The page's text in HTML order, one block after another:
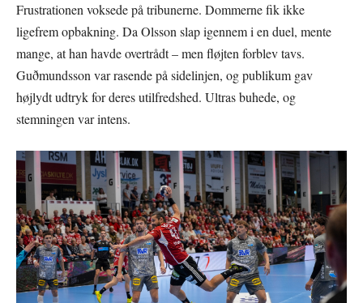
Frustrationen voksede på tribunerne. Dommerne fik ikke
ligefrem opbakning. Da Olsson slap igennem i en duel, mente
mange, at han havde overtrådt – men fløjten forblev tavs.
Guðmundsson var rasende på sidelinjen, og publikum gav
højlydt udtryk for deres utilfredshed. Ultras buhede, og
stemningen var intens.